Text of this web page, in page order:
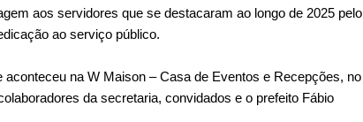
aos servidores que se destacaram ao longo de 2025 pelo
ao serviço público.
aconteceu na W Maison – Casa de Eventos e Recepções, no
da secretaria, convidados e o prefeito Fábio